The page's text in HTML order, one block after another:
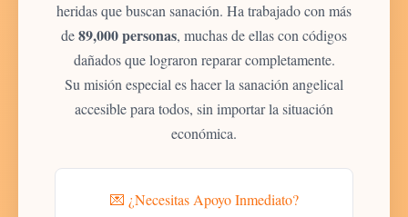
heridas que buscan sanación. Ha trabajado con más
de89,000 personas, muchas de ellas con códigos
dañados que lograron reparar completamente.
Su misión especial es hacer la sanación angelical
accesible para todos, sin importar la situación
económica.
💌 ¿Necesitas Apoyo Inmediato?